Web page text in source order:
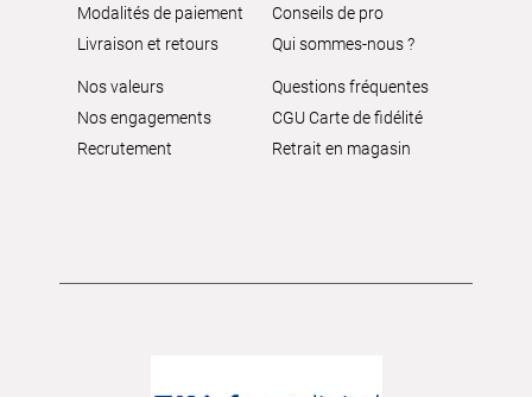
Modalités de paiement
Livraison et retours
Conseils de pro
Qui sommes-nous ?
Nos valeurs
Nos engagements
Recrutement
Questions fréquentes
CGU Carte de fidélité
Retrait en magasin